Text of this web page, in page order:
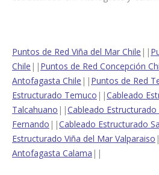
Puntos de Red Viña del Mar Chile ||
Chile || Puntos de Red Concepción
Antofagasta Chile || Puntos de Red
Estructurado Temuco ||Cableado
Talcahuano ||Cableado Estructurado
Fernando ||Cableado Estructurado
Estructurado Viña del Mar Valparaiso
Antofagasta Calama ||